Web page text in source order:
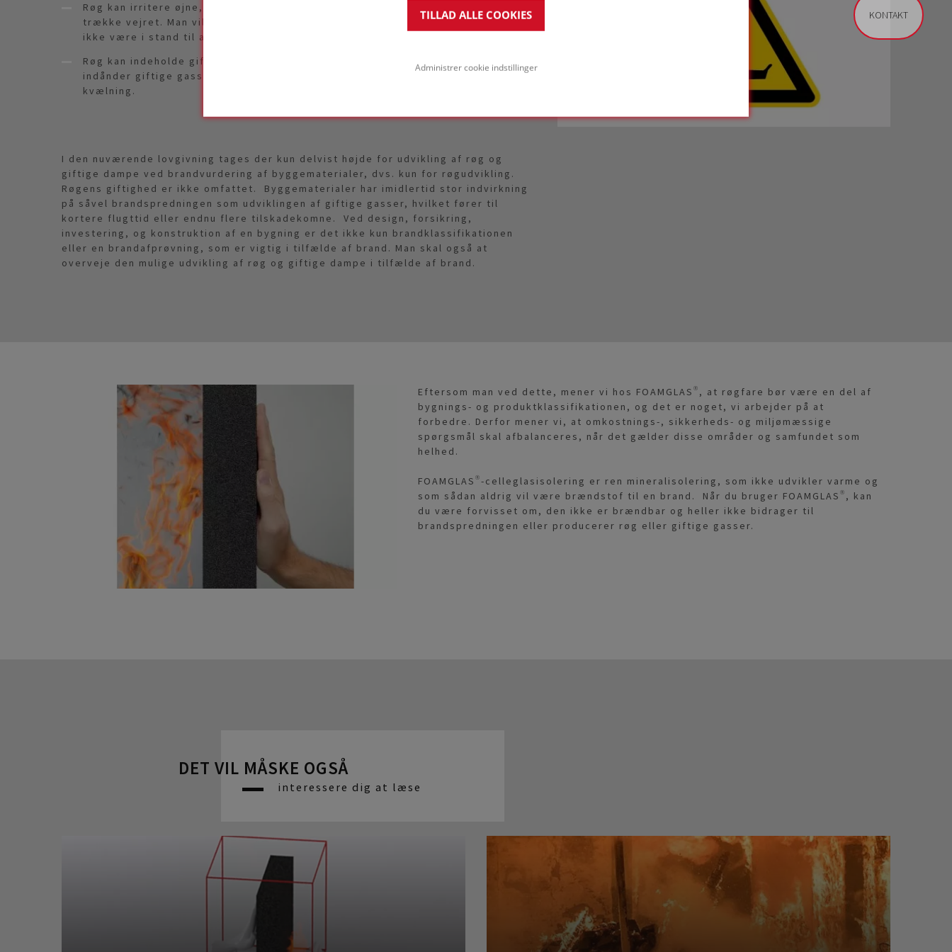
TILLAD ALLE COOKIES
Administrer cookie indstillinger
Røg kan irritere øjne, næse, hals og lunger, hvilket gør det meget vanskeligt at
trække vejret. Man vil snappe efter vejret og hurtigt blive forpustet og derfor
ikke være i stand til at nå udgangen eller vil nå den for sent.
Røg kan indeholde giftige stoffer som f.eks. kvælende gasser. Hvis man
indånder giftige gasser, mister man bevidstheden og kan hurtigt dø på grund af
kvælning.
I den nuværende lovgivning tages der kun delvist højde for udvikling af røg og
giftige dampe ved brandvurdering af byggematerialer, dvs. kun for røgudvikling.
Røgens giftighed er ikke omfattet. Byggematerialer har imidlertid stor indvirkning
på såvel brandspredningen som udviklingen af giftige gasser, hvilket fører til
kortere flugttid eller endnu flere tilskadekomne. Ved design, forsikring,
investering, og konstruktion af en bygning er det ikke kun brandklassifikationen
eller en brandafprøvning, som er vigtig i tilfælde af brand. Man skal også at
overveje den mulige udvikling af røg og giftige dampe i tilfælde af brand.
Eftersom man ved dette, mener vi hos FOAMGLAS®, at røgfare bør være en del af
bygnings- og produktklassifikationen, og det er noget, vi arbejder på at
forbedre. Derfor mener vi, at omkostnings-, sikkerheds- og miljømæssige
spørgsmål skal afbalanceres, når det gælder disse områder og samfundet som
helhed.
FOAMGLAS®-celleglasisolering er ren mineralisolering, som ikke udvikler varme og
som sådan aldrig vil være brændstof til en brand. Når du bruger FOAMGLAS®, kan
du være forvisset om, den ikke er brændbar og heller ikke bidrager til
brandspredningen eller producerer røg eller giftige gasser.
DET VIL MÅSKE OGSÅ
interessere dig at læse
GIV IKKE BRAND OG RØG EN CHANCE! BYGGEMATERIALERS MODSTANDSEVNE OVER FOR BRAND
KONTAKT